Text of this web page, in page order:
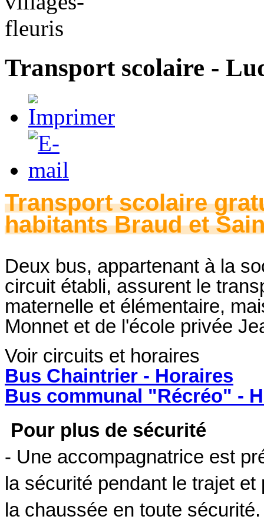
Transport scolaire -
Transportscolaire
habitants Braud et
Deux bus, appartenant à la
circuit établi, assurent le
maternelle et élémentaire,
Monnet et de l'école privée
Voir circuits et horaires
Bus Chaintrier - Horaires
Bus communal "Récréo" -
Pour plus de sécurité
- Une accompagnatrice est
la sécurité pendant le trajet
la chaussée en toute sécurité.